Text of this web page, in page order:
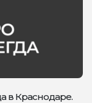
в Краснодаре.